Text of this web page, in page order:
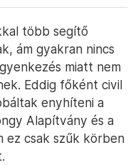
több segítő
ám gyakran nincs
miatt nem
Eddig főként civil
enyhíteni a
Alapítvány és a
ez csak szűk körben